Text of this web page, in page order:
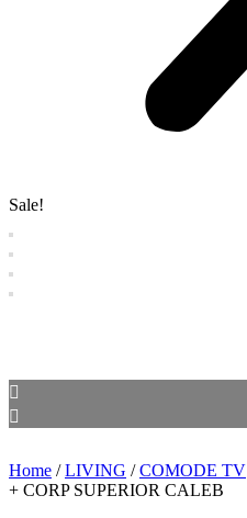
Sale!
Home /LIVING /COMODE TV
+ CORP SUPERIOR CALEB